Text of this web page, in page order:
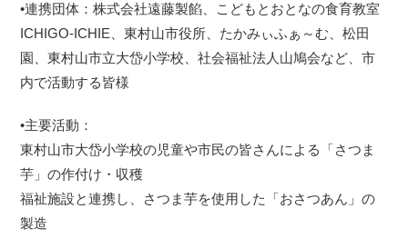
•連携団体：株式会社遠藤製餡、こどもとおとなの食育教室
ICHIGO-ICHIE、東村山市役所、たかみぃふぁ～む、松田
園、東村山市立大岱小学校、社会福祉法人山鳩会など、市
内で活動する皆様
•主要活動：
東村山市大岱小学校の児童や市民の皆さんによる「さつま
芋」の作付け・収穫
福祉施設と連携し、さつま芋を使用した「おさつあん」の
製造